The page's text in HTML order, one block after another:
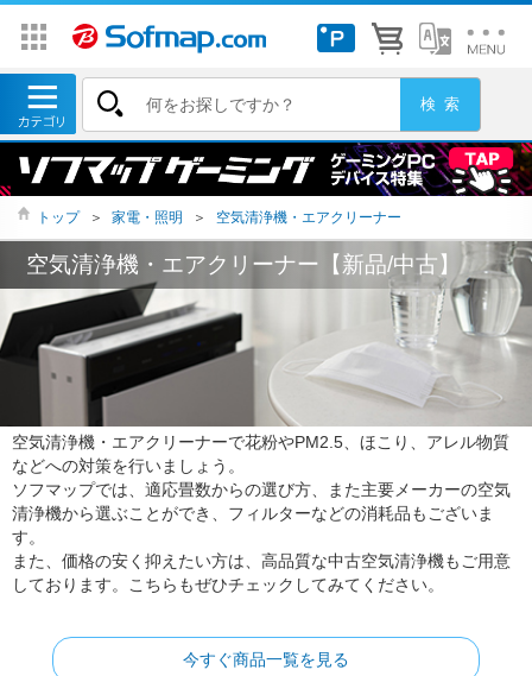
トップ ＞ 家電・照明 ＞ 空気清浄機・エアクリーナー
空気清浄機・エアクリーナー【新品/中古】
空気清浄機・エアクリーナーで花粉やPM2.5、ほこり、アレル物質
などへの対策を行いましょう。
ソフマップでは、適応畳数からの選び方、また主要メーカーの空気
清浄機から選ぶことができ、フィルターなどの消耗品もございま
す。
また、価格の安く抑えたい方は、高品質な中古空気清浄機もご用意
しております。こちらもぜひチェックしてみてください。
今すぐ商品一覧を見る